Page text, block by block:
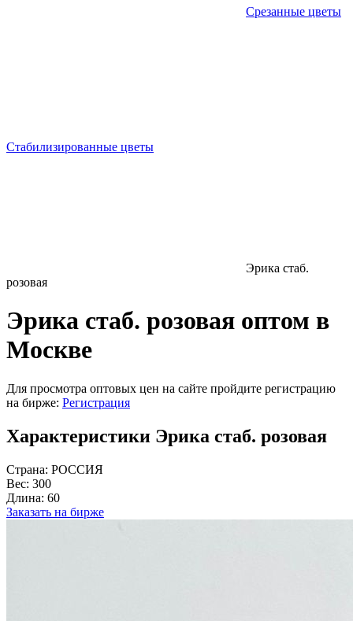
Срезанные цветы
Стабилизированные цветы
Эрика стаб.
розовая
Эрика стаб. розовая оптом в
Москве
Для просмотра оптовых цен на сайте пройдите регистрацию
на бирже: Регистрация
Характеристики Эрика стаб. розовая
Страна: РОССИЯ
Вес: 300
Длина: 60
Заказать на бирже